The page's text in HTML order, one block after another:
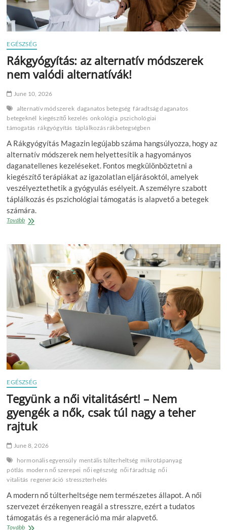
EGÉSZSÉG
Rákgyógyítás: az alternatív módszerek
nem valódi alternatívák!
June 10, 2026
alternatív módszerek daganatos betegség fáradtság daganatos
betegeknél kiegészítő kezelés onkológia pszichológiai
támogatás rákgyógyítás táplálkozás rákbetegségben
A Rákgyógyítás Magazin legújabb száma hangsúlyozza, hogy az
alternatív módszerek nem helyettesítik a hagyományos
daganatellenes kezeléseket. Fontos megkülönböztetni a
kiegészítő terápiákat az igazolatlan eljárásoktól, amelyek
veszélyeztethetik a gyógyulás esélyeit. A személyre szabott
táplálkozás és pszichológiai támogatás is alapvető a betegek
számára.
TovábbRákgyógyítás:
módszerek
nem
valódi
alternatívák!
EGÉSZSÉG
Tegyünk a női vitalitásért! – Nem
gyengék a nők, csak túl nagy a teher
rajtuk
June 8, 2026
hormonális egyensúly mentális túlterheltség mikrotápanyag
pótlás modern nő szerepei női egészség női fáradtság női
vitalitás regeneráció stresszterhelés
A modern nő túlterheltsége nem természetes állapot. A női
szervezet érzékenyen reagál a stresszre, ezért a tudatos
támogatás és a regeneráció ma már alapvető.
TovábbTegyünk